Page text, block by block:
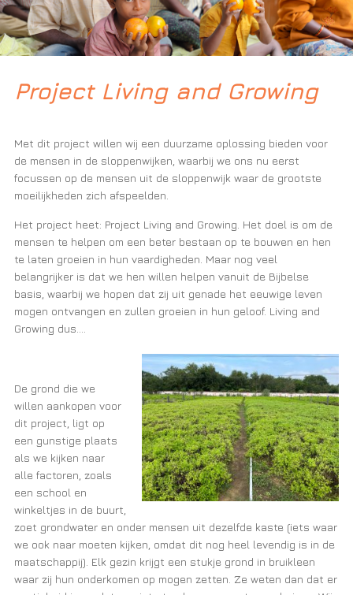
Project Living and Growing
Met dit project willen wij een duurzame oplossing bieden voor
de mensen in de sloppenwijken, waarbij we ons nu eerst
focussen op de mensen uit de sloppenwijk waar de grootste
moeilijkheden zich afspeelden.
Het project heet: Project Living and Growing. Het doel is om de
mensen te helpen om een beter bestaan op te bouwen en hen
te laten groeien in hun vaardigheden. Maar nog veel
belangrijker is dat we hen willen helpen vanuit de Bijbelse
basis, waarbij we hopen dat zij uit genade het eeuwige leven
mogen ontvangen en zullen groeien in hun geloof. Living and
Growing dus….
De grond die we
willen aankopen voor
dit project, ligt op
een gunstige plaats
als we kijken naar
alle factoren, zoals
een school en
winkeltjes in de buurt,
zoet grondwater en onder mensen uit dezelfde kaste (iets waar
we ook naar moeten kijken, omdat dit nog heel levendig is in de
maatschappij). Elk gezin krijgt een stukje grond in bruikleen
waar zij hun onderkomen op mogen zetten. Ze weten dan dat er